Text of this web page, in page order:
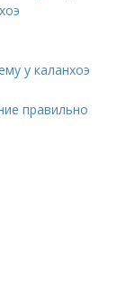
у каланхоэ
правильно